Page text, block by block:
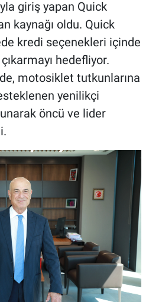
giriş yapan Quick
kaynağı oldu. Quick
kredi seçenekleri içinde
hedefliyor.
motosiklet tutkunlarına
yenilikçi
öncü ve lider